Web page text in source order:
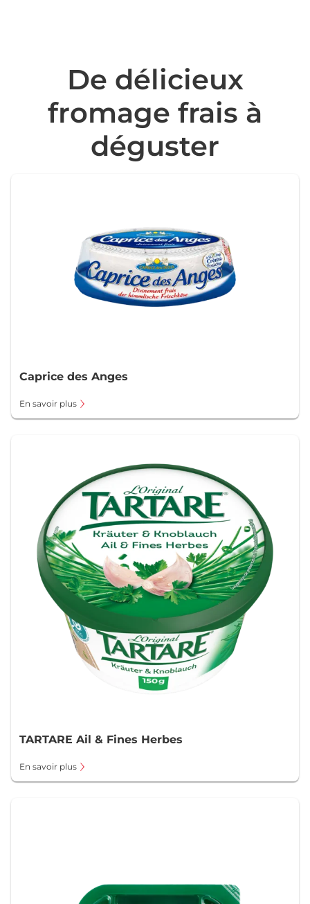
De délicieux
fromage frais à
déguster
Caprice des Anges
En savoir plus
TARTARE Ail & Fines Herbes
En savoir plus